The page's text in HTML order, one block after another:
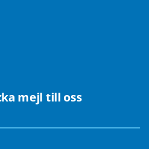
mejl till oss